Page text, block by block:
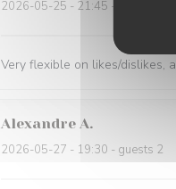
2026-05-25 - 21:45 - guests 1
Very flexible on likes/dislikes,
Alexandre A
2026-05-27 - 19:30 - guests 2